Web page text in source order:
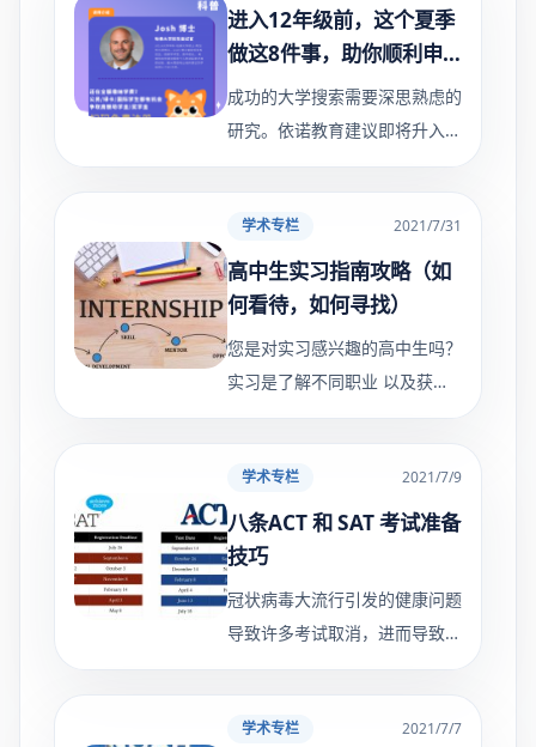
问Josh 博士 教你如何申请、如
何善用
进入12年级前，这个夏季
做这8件事，助你顺利申
请名校
成功的大学搜索需要深思熟虑的
研究。依诺教育建议即将升入
12年级的学生应该花时间在暑
合的学校申请。 她说，他们的
目标应该是建立一个均衡的大学
学术专栏 2021/7/31
高中生实习指南攻略（如
何看待，如何寻找）
您是对实习感兴趣的高中生吗？
实习是了解不同职业 以及获得
可以包含在简历和大学申请中的
解实习的好处是什么、您将从事
什么工作、如何找到适合您
学术专栏 2021/7/9
八条ACT 和 SAT 考试准备
技巧
冠状病毒大流行引发的健康问题
导致许多考试取消，进而导致更
多的大学重新考虑 SAT 和 ACT
性。依诺教育建议学生还是在时
学术专栏 2021/7/7